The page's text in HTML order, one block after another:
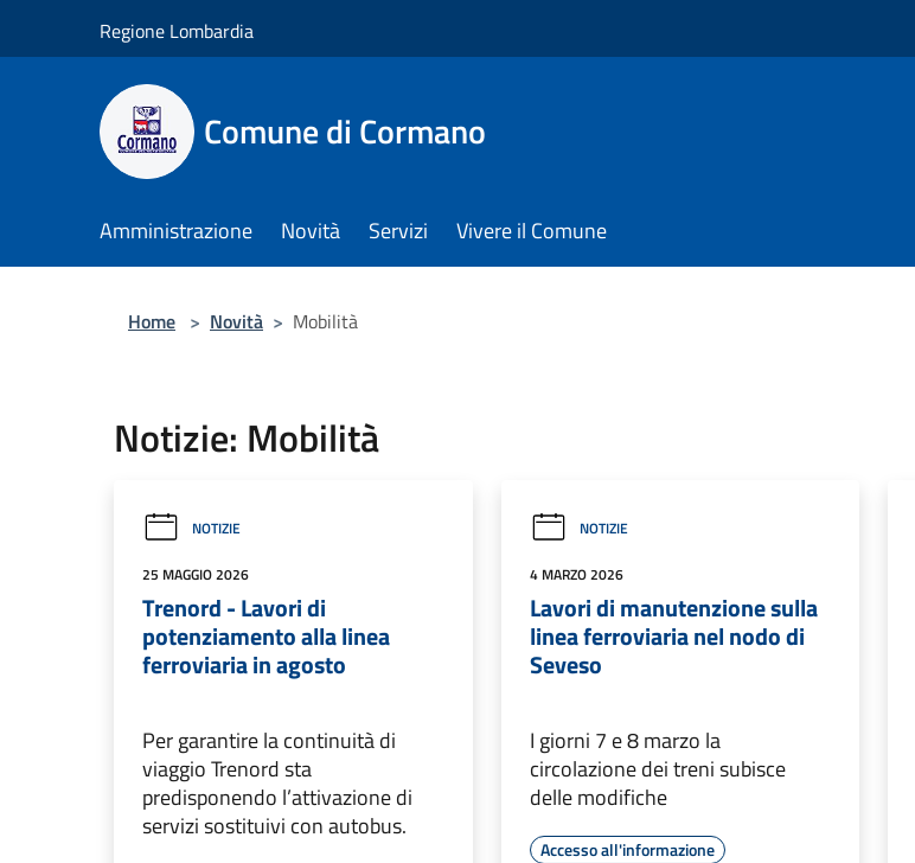
Regione Lombardia
Comune di Cormano
Amministrazione Novità Servizi Vivere il Comune
Home > Novità > Mobilità
Notizie: Mobilità
NOTIZIE
25 MAGGIO 2026
Trenord - Lavori di
potenziamento alla linea
ferroviaria in agosto
Per garantire la continuità di
viaggio Trenord sta
predisponendo l’attivazione di
servizi sostituivi con autobus.
NOTIZIE
4 MARZO 2026
Lavori di manutenzione sulla
linea ferroviaria nel nodo di
Seveso
I giorni 7 e 8 marzo la
circolazione dei treni subisce
delle modifiche
Accesso all'informazione